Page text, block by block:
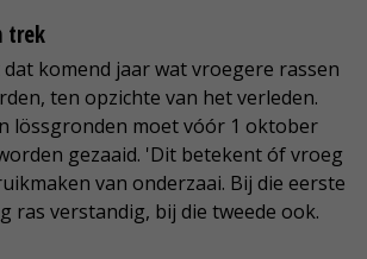
trek
komend jaar wat vroegere rassen
ten opzichte van het verleden.
lössgronden moet vóór 1 oktober
gezaaid. 'Dit betekent óf vroeg
van onderzaai. Bij die eerste
ras verstandig, bij die tweede ook.